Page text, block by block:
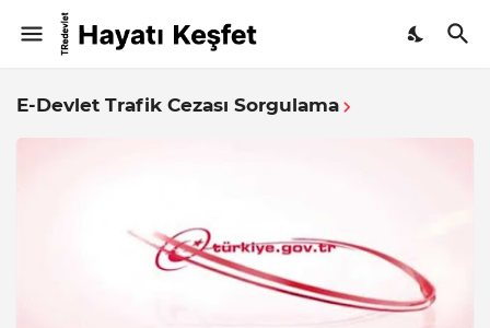
E-Devlet Trafik Cezası Sorgulama